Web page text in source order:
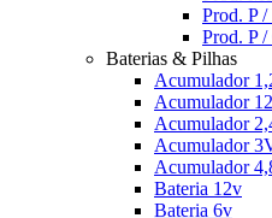
Prod. P
Prod. P /
Baterias & Pilhas
Acumulador
Acumulador
Acumulador
Acumulador
Acumulador
Bateria 12v
Bateria 6v